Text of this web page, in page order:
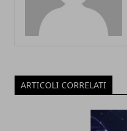
ARTICOLI CORRELATI